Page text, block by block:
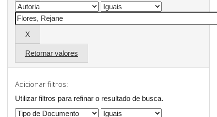
Retornar valores
Adicionar filtros:
Utilizar filtros para refinar o resultado de busca.